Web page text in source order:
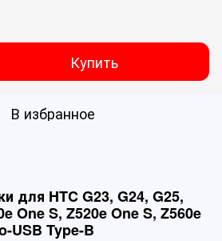
Купить
В избранное
для HTC G23, G24, G25,
One S, Z520e One S, Z560e
USB Type-B